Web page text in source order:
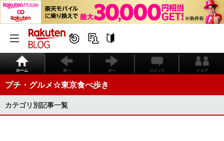
ホーム 前へ 次へ コメント シェア
プチ・グルメ☆東京食べ歩き
カテゴリ別記事一覧